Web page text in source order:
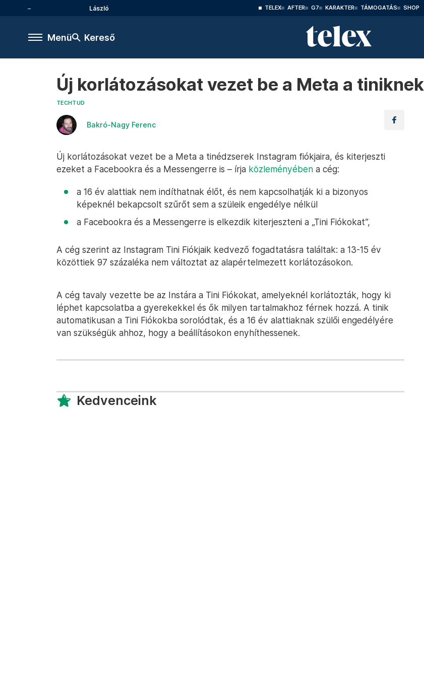
László TELEX AFTER G7 KARAKTER TÁMOGATÁS SHOP
Menü Kereső
Új korlátozásokat vezet be a Meta a tiniknek
TECHTUD
Bakró-Nagy Ferenc
Új korlátozásokat vezet be a Meta a tinédzserek Instagram fiókjaira, és kiterjeszti
ezeket a Facebookra és a Messengerre is – írja közleményében a cég:
a 16 év alattiak nem indíthatnak élőt, és nem kapcsolhatják ki a bizonyos
képeknél bekapcsolt szűrőt sem a szüleik engedélye nélkül
a Facebookra és a Messengerre is elkezdik kiterjeszteni a „Tini Fiókokat”,
A cég szerint az Instagram Tini Fiókjaik kedvező fogadtatásra találtak: a 13-15 év
közöttiek 97 százaléka nem változtat az alapértelmezett korlátozásokon.
A cég tavaly vezette be az Instára a Tini Fiókokat, amelyeknél korlátozták, hogy ki
léphet kapcsolatba a gyerekekkel és ők milyen tartalmakhoz férnek hozzá. A tinik
automatikusan a Tini Fiókokba sorolódtak, és a 16 év alattiaknak szülői engedélyére
van szükségük ahhoz, hogy a beállításokon enyhíthessenek.
Kedvenceink